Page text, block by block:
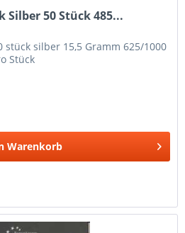
Silber 50 Stück 485...
stück silber 15,5 Gramm 625/1000
Stück
Warenkorb